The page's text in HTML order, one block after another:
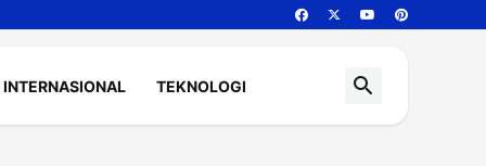
INTERNASIONAL TEKNOLOGI